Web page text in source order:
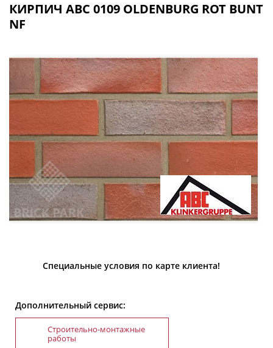
КИРПИЧ ABC 0109 OLDENBURG ROT BUNT
NF
Специальные условия по карте клиента!
Дополнительный сервис:
Строительно-монтажные
работы